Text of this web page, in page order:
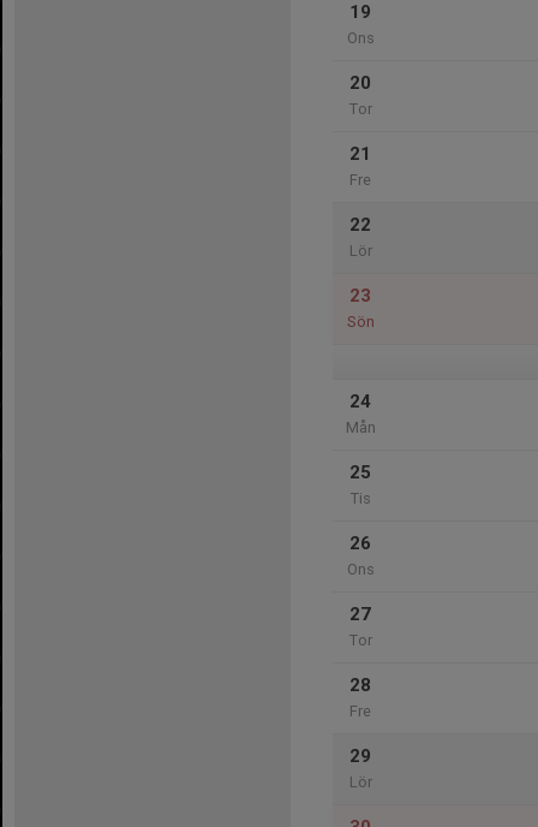
19
Ons
20
Tor
21
Fre
22
Lör
23
Sön
24
Mån
25
Tis
26
Ons
27
Tor
28
Fre
29
Lör